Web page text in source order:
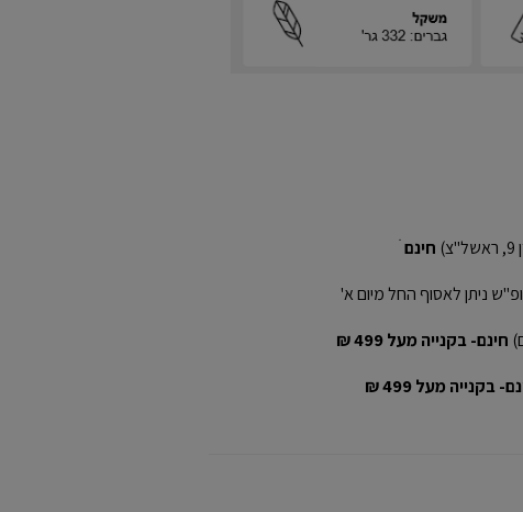
חינםׁ
ניתן לאסוף החל מיום א'
חינם- בקנייה מעל 499 ₪
בקנייה מעל 499 ₪